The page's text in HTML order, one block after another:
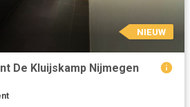
NIEUW
De Kluijskamp Nijmegen